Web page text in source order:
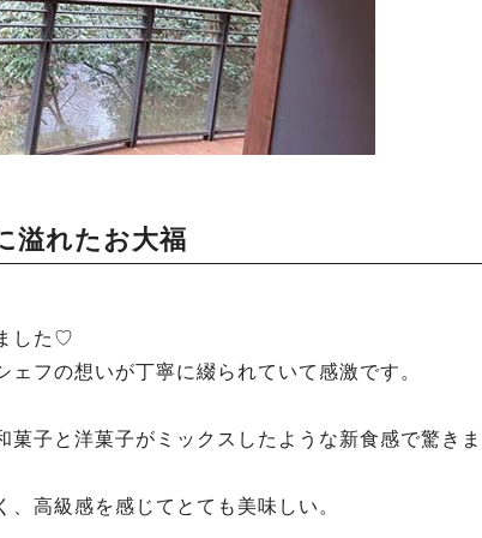
溢れたお大福
した♡
フの想いが丁寧に綴られていて感激です。
子と洋菓子がミックスしたような新食感で驚き
高級感を感じてとても美味しい。